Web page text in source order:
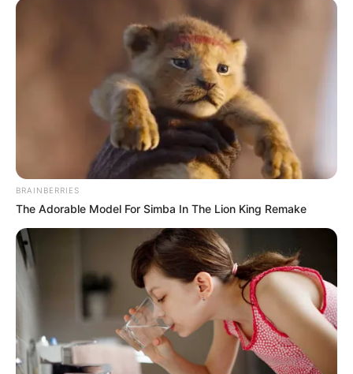
Teljes készültség kezdődik
Magyarországon! Erre kérik a
lakosságot, MINDENKI VEGYE
KOMOLYAN!
November 28, 2025
BRAINBERRIES
The Adorable Model For Simba In The Lion King Remake